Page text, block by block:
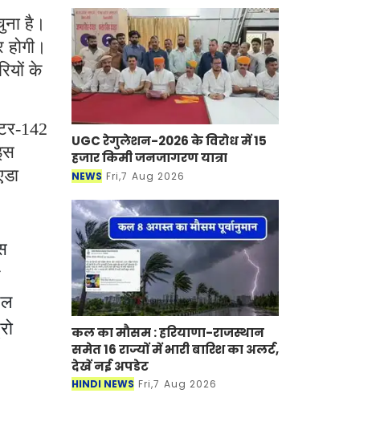
है।
के
142
UGC रेगुलेशन-2026 के विरोध में 15
हजार किमी जनजागरण यात्रा
NEWS Fri,7 Aug 2026
कल का मौसम : हरियाणा-राजस्थान
समेत 16 राज्यों में भारी बारिश का अलर्ट,
देखें नई अपडेट
HINDI NEWS Fri,7 Aug 2026